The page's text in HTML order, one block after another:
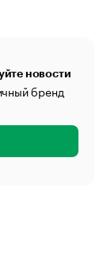
новости
бренд